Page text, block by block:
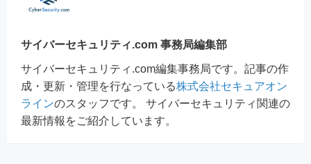
サイバーセキュリティ.com 事務局編集部
サイバーセキュリティ.com編集事務局です。記事の作
成・更新・管理を行なっている株式会社セキュアオン
ラインのスタッフです。 サイバーセキュリティ関連の
最新情報をご紹介しています。